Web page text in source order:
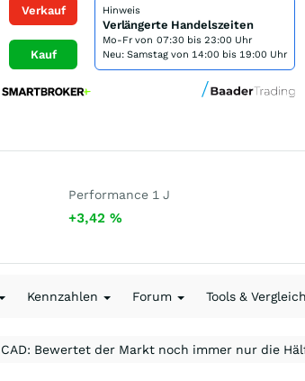
Verkauf
Kauf
Hinweis
Verlängerte Handelszeiten
Mo-Fr von 07:30 bis 23:00 Uhr
Neu: Samstag von 14:00 bis 19:00 Uhr
Performance 1 J
+3,42 %
Kennzahlen Forum Tools &
CAD: Bewertet der Markt noch immer nur die